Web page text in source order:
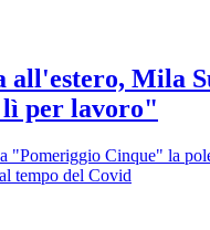
all'estero, Mila
per lavoro"
"Pomeriggio Cinque" la
tempo del Covid